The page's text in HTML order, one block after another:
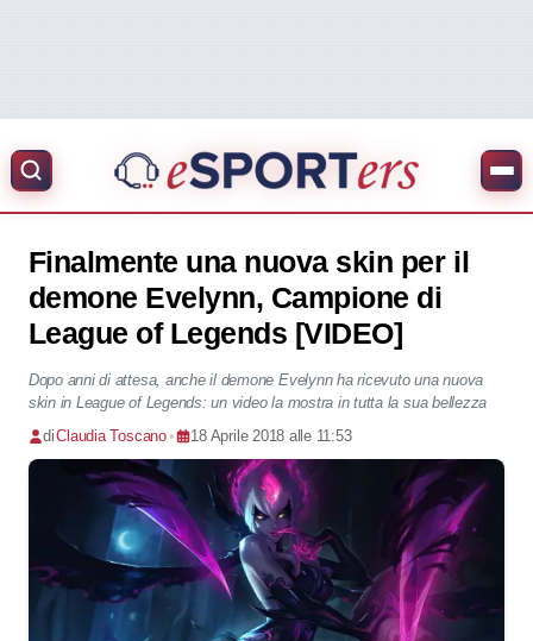
Finalmente una nuova skin per il
demone Evelynn, Campione di
League of Legends [VIDEO]
Dopo anni di attesa, anche il demone Evelynn ha ricevuto una nuova
skin in League of Legends: un video la mostra in tutta la sua bellezza
diClaudia Toscano • 18 Aprile 2018 alle 11:53